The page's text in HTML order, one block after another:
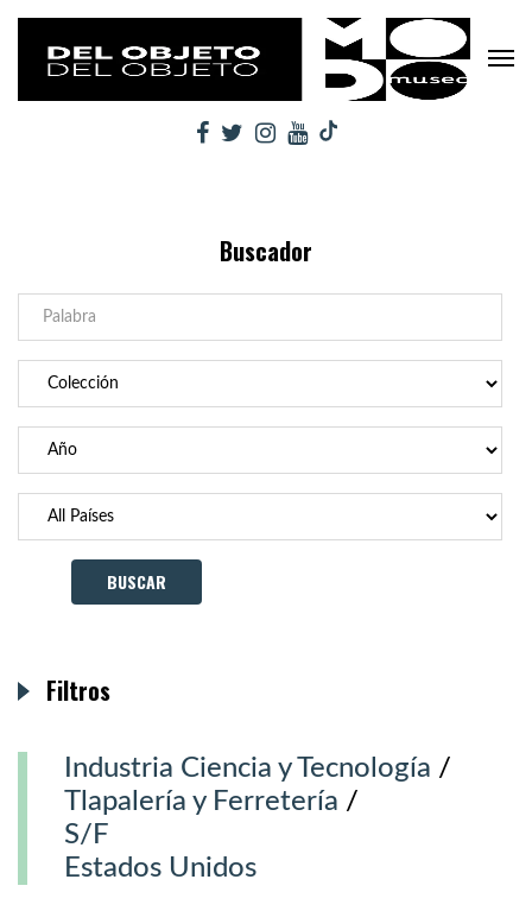
Buscador
Industria Ciencia y Tecnología /
Tlapalería y Ferretería /
S/F
Estados Unidos
Filtros